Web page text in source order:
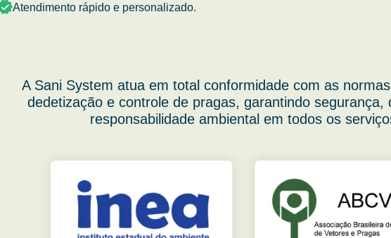
Atendimento rápido e personalizado.
A Sani System atua em total conformidade com as
dedetização e controle de pragas, garantindo segurança,
responsabilidade ambiental em todos os